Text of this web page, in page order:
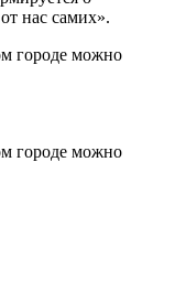
нас самих».